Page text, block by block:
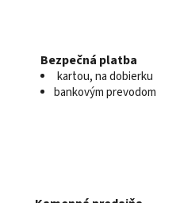
Bezpečná platba
kartou, na dobierku
bankovým prevodom